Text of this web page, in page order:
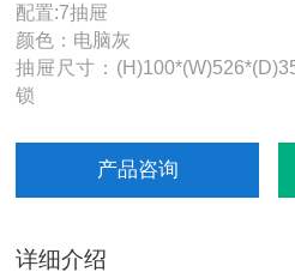
配置:7抽屉
颜色：电脑灰
抽屉尺寸：
锁
产品咨询
详细介绍